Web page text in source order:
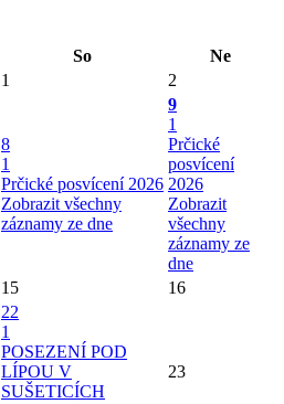
So
Ne
1 2
8
1
Prčické posvícení 2026
Zobrazit všechny
záznamy ze dne
9
1
Prčické
posvícení
2026
Zobrazit
všechny
záznamy ze
dne
15 16
22
1
POSEZENÍ POD
LÍPOU V
SUŠETICÍCH
23